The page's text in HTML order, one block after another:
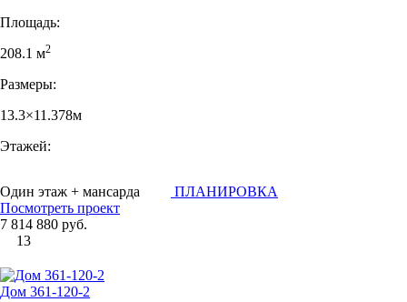
Площадь:
208.1 м2
Размеры:
13.3×11.378м
Этажей:
Один этаж + мансарда
ПЛАНИРОВКА
Посмотреть проект
7 814 880 руб.
13
Дом 361-120-2